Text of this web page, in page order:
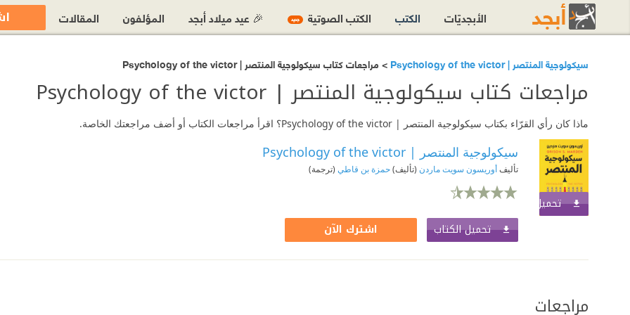
> مراجعات كتاب ‎⁨سيكولوجية المنتصر | Psychology of the victor
مراجعات كتاب ‎⁨سيكولوجية المنتصر | Psychology of the victor
ماذا كان رأي القرّاء بكتاب ‎⁨سيكولوجية المنتصر | Psychology of the victor؟ اقرأ مراجعات الكتاب أو أضف مراجعتك الخاصة.
تحميل الكتاب اشترك الآن
تأليفأوريسون سويت ماردن (تأليف)حمزة بن قاطي (ترجمة)
تحميل الكتاب اشترك الآن
مراجعات
الأبجديّات الكتب الكتب الصوتية جديد 🎉 عيد ميلاد أبجد المؤلفون المقالات